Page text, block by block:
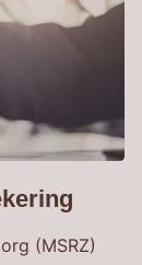
(MSRZ)